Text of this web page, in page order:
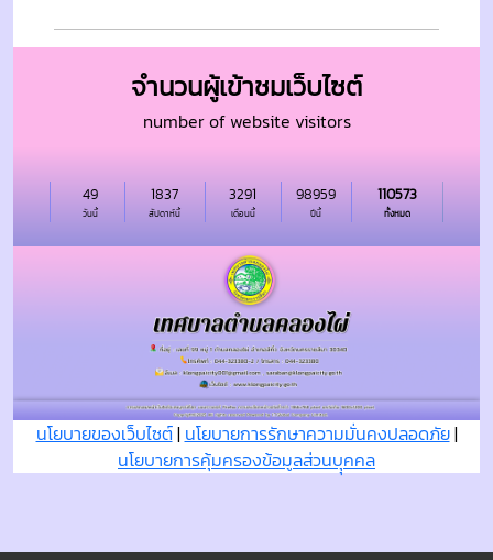
จำนวนผู้เข้าชมเว็บไซต์
number of website visitors
วันนี้
49
สัปดาห์นี้
1837
เดือนนี้
3291
ปีนี้
98959
ทั้งหมด
110573
นโยบายของเว็บไซต์| นโยบายการรักษาความมั่นคงปลอดภัย|
นโยบายการคุ้มครองข้อมูลส่วนบุุคคล